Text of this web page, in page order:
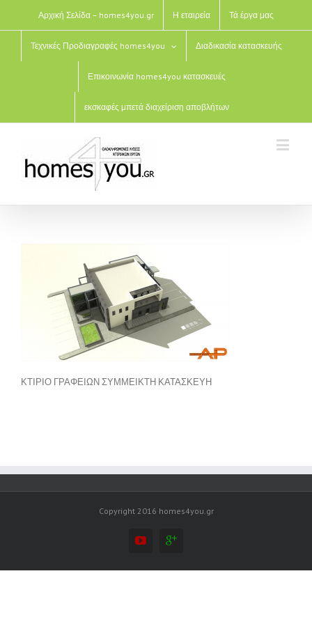
Αρχική Σελίδα – homes4you.gr Η εταιρεία Τά έργα μας
Τεχνικές Προδιαγραφές homes4you Διαδικασία κατασκευής
Επικοινωνία homes4you κατασκευές
εκσκαφές μπετά διαχείριση αποβλήτων
ΚΤΙΡΙΟ ΓΡΑΦΕΙΩΝ ΣΥΜΜΕΙΚΤΗ ΚΑΤΑΣΚΕΥΗ
Copyright 2016 homes4you.gr